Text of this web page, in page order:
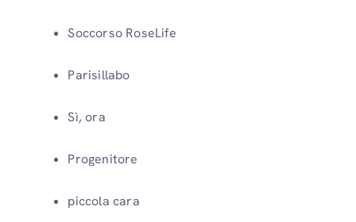
Soccorso RoseLife
Parisillabo
Sì, ora
Progenitore
piccola cara